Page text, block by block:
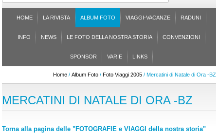
HOME LA RIVISTA ALBUM FOTO VIAGGI-VACANZE RADUNI
INFO NEWS LE FOTO DELLA NOSTRA STORIA CONVENZIONI
SPONSOR VARIE LINKS
Home/ Album Foto/ Foto Viaggi 2005/ Mercatini di Natale di Ora -BZ
MERCATINI DI NATALE DI ORA -BZ
Torna alla pagina delle "FOTOGRAFIE e VIAGGI della nostra storia"